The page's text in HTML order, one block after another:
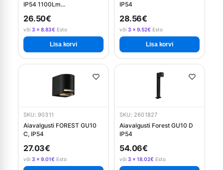
IP54 1100Lm
26.50€
või 3 × 8.83€ Esto
Lisa korvi
IP54
28.56€
või 3 × 9.52€ Esto
Lisa korvi
SKU: 90311
Aiavalgusti FOREST GU10
C, IP54
27.03€
või 3 × 9.01€ Esto
SKU: 2601827
Aiavalgusti Forest GU10 D
IP54
54.06€
või 3 × 18.02€ Esto